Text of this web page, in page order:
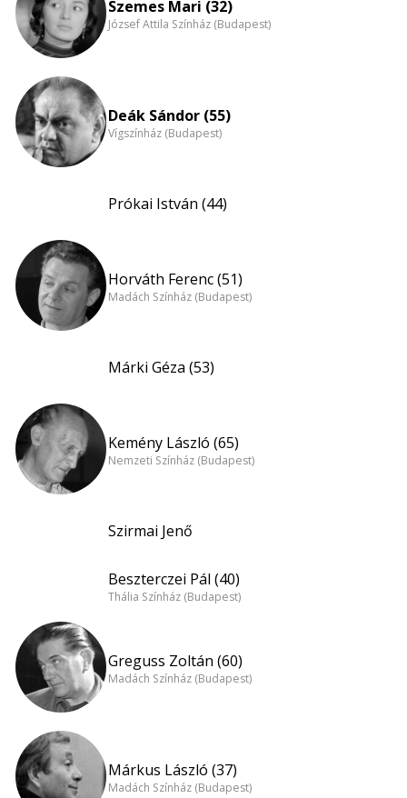
Szemes Mari (32)
József Attila Színház (Budapest)
Deák Sándor (55)
Vígszínház (Budapest)
Prókai István (44)
Horváth Ferenc (51)
Madách Színház (Budapest)
Márki Géza (53)
Kemény László (65)
Nemzeti Színház (Budapest)
Szirmai Jenő
Beszterczei Pál (40)
Thália Színház (Budapest)
Greguss Zoltán (60)
Madách Színház (Budapest)
Márkus László (37)
Madách Színház (Budapest)